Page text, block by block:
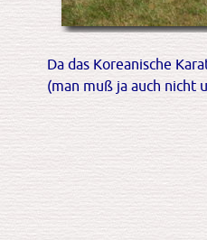
Da das Koreanische
(man muß ja auch nicht